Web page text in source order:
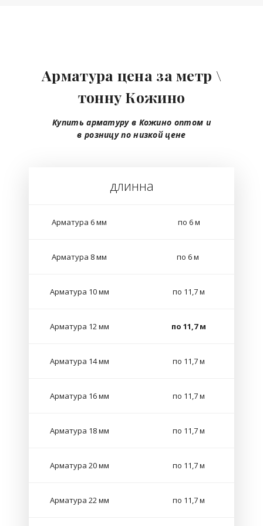
Арматура цена за метр \
тонну Кожино
Купить арматуру в Кожино оптом и
в розницупо низкой цене
длинна
Арматура 6 мм по 6 м
Арматура 8 мм по 6 м
Арматура 10 мм по 11,7 м
Арматура 12 мм по 11,7 м
Арматура 14 мм по 11,7 м
Арматура 16 мм по 11,7 м
Арматура 18 мм по 11,7 м
Арматура 20 мм по 11,7 м
Арматура 22 мм по 11,7 м